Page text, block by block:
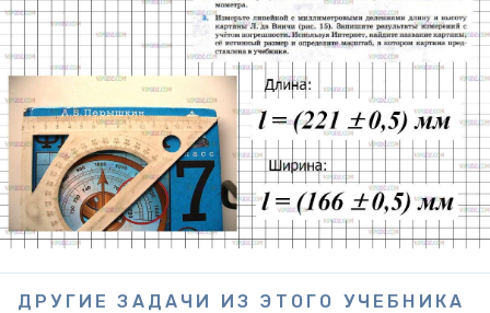
ДРУГИЕ ЗАДАЧИ ИЗ ЭТОГО УЧЕБНИКА